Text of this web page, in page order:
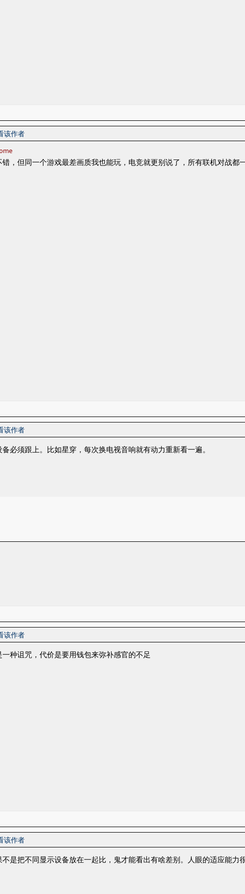
该作者
，但同一个游戏最差画质我也能玩，电竞就更别说了，所有联机对战都
该作者
必须跟上。比如星穿，每次换电视音响就有动力重新看一遍。
该作者
种诅咒，代价是要用钱包来弥补感官的不足
该作者
是把不同显示设备放在一起比，鬼才能看出有啥差别。人眼的适应能